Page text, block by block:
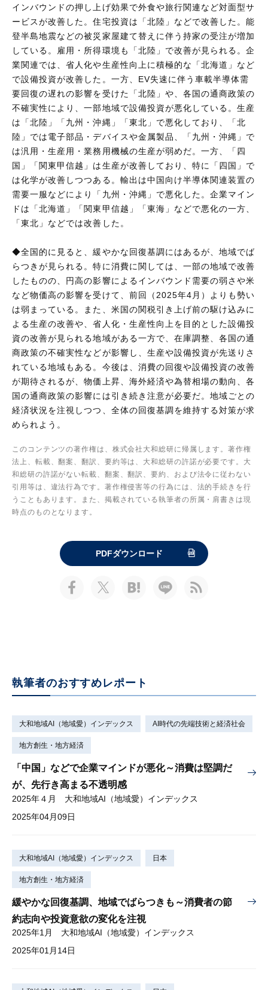
インバウンドの押し上げ効果で外食や旅行関連など対面型サ
ービスが改善した。住宅投資は「北陸」などで改善した。能
登半島地震などの被災家屋建て替えに伴う持家の受注が増加
している。雇用・所得環境も「北陸」で改善が見られる。企
業関連では、省人化や生産性向上に積極的な「北海道」など
で設備投資が改善した。一方、EV失速に伴う車載半導体需
要回復の遅れの影響を受けた「北陸」や、各国の通商政策の
不確実性により、一部地域で設備投資が悪化している。生産
は「北陸」「九州・沖縄」「東北」で悪化しており、「北
陸」では電子部品・デバイスや金属製品、「九州・沖縄」で
は汎用・生産用・業務用機械の生産が弱めだ。一方、「四
国」「関東甲信越」は生産が改善しており、特に「四国」で
は化学が改善しつつある。輸出は中国向け半導体関連装置の
需要一服などにより「九州・沖縄」で悪化した。企業マイン
ドは「北海道」「関東甲信越」「東海」などで悪化の一方、
「東北」などでは改善した。
◆全国的に見ると、緩やかな回復基調にはあるが、地域でば
らつきが見られる。特に消費に関しては、一部の地域で改善
したものの、円高の影響によるインバウンド需要の弱さや米
など物価高の影響を受けて、前回（2025年4月）よりも勢い
は弱まっている。また、米国の関税引き上げ前の駆け込みに
よる生産の改善や、省人化・生産性向上を目的とした設備投
資の改善が見られる地域がある一方で、在庫調整、各国の通
商政策の不確実性などが影響し、生産や設備投資が先送りさ
れている地域もある。今後は、消費の回復や設備投資の改善
が期待されるが、物価上昇、海外経済や為替相場の動向、各
国の通商政策の影響には引き続き注意が必要だ。地域ごとの
経済状況を注視しつつ、全体の回復基調を維持する対策が求
められよう。
このコンテンツの著作権は、株式会社大和総研に帰属します。著作権
法上、転載、翻案、翻訳、要約等は、大和総研の許諾が必要です。大
和総研の許諾がない転載、翻案、翻訳、要約、および法令に従わない
引用等は、違法行為です。著作権侵害等の行為には、法的手続きを行
うこともあります。また、掲載されている執筆者の所属・肩書きは現
時点のものとなります。
PDFダウンロード
執筆者のおすすめレポート
大和地域AI（地域愛）インデックス AI時代の先端技術と経済社会
地方創生・地方経済
「中国」などで企業マインドが悪化～消費は堅調だ
が、先行き高まる不透明感
2025年４月 大和地域AI（地域愛）インデックス
2025年04月09日
大和地域AI（地域愛）インデックス 日本
地方創生・地方経済
緩やかな回復基調、地域でばらつきも～消費者の節
約志向や投資意欲の変化を注視
2025年1月 大和地域AI（地域愛）インデックス
2025年01月14日